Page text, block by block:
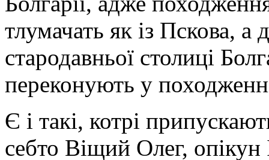
тлумачать як із Пскова, а
стародавньої столиці
переконують у
Є і такі, котрі
себто Віщий Олег, опікун